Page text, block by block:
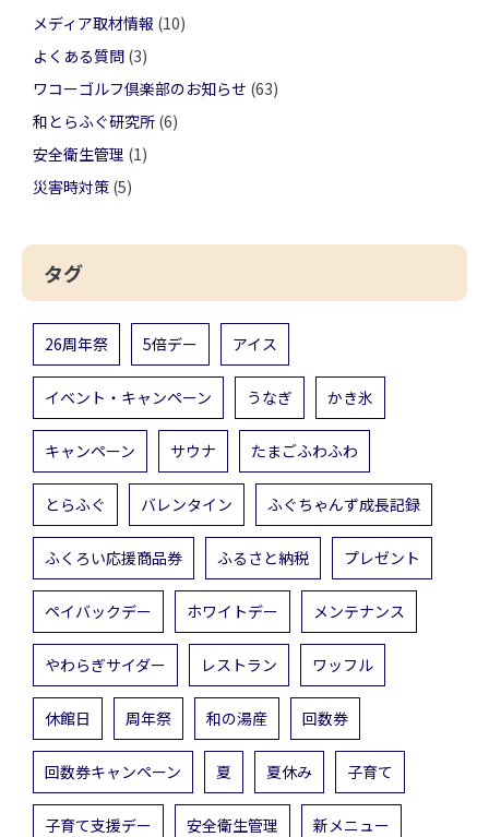
メディア取材情報 (10)
よくある質問 (3)
ワコーゴルフ倶楽部のお知らせ (63)
和とらふぐ研究所 (6)
安全衛生管理 (1)
災害時対策 (5)
タグ
26周年祭 5倍デー アイス
イベント・キャンペーン うなぎ かき氷
キャンペーン サウナ たまごふわふわ
とらふぐ バレンタイン ふぐちゃんず成長記録
ふくろい応援商品券 ふるさと納税 プレゼント
ペイバックデー ホワイトデー メンテナンス
やわらぎサイダー レストラン ワッフル
休館日 周年祭 和の湯産 回数券
回数券キャンペーン 夏 夏休み 子育て
子育て支援デー 安全衛生管理 新メニュー